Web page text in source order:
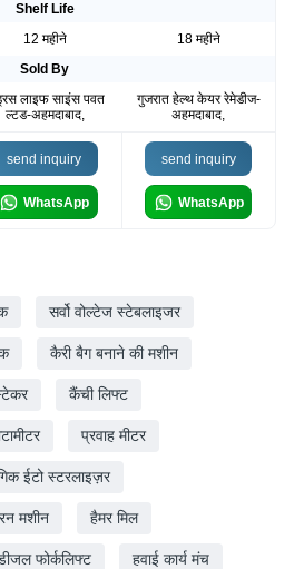
Shelf Life
12 महीने
18 महीने
Sold By
लाइफ साइंस पवत
ल्टड-अहमदाबाद,
गुजरात हेल्थ केयर रेमेडीज-
अहमदाबाद,
send inquiry
WhatsApp
send inquiry
WhatsApp
सर्वो वोल्टेज स्टेबलाइजर
कैरी बैग बनाने की मशीन
कैंची लिफ्ट
प्रवाह मीटर
ईटो स्टरलाइज़र
मशीन हैमर मिल
फोर्कलिफ्ट हवाई कार्य मंच